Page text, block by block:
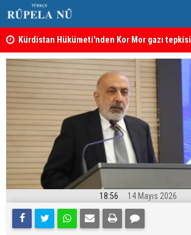
Kürdistan Hükümeti'nden Kor Mor gazı tepkisi
18:56 14 Mayıs 2026